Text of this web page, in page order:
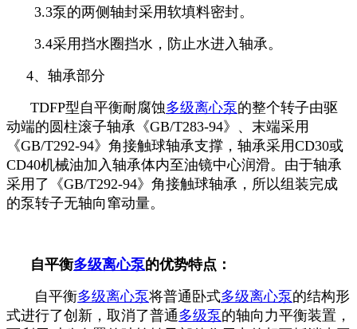
3.3泵的两侧轴封采用软填料密封。
3.4采用挡水圈挡水，防止水进入轴承。
4、轴承部分
TDFP型自平衡耐腐蚀多级离心泵的整个转子由驱
动端的圆柱滚子轴承《GB/T283-94》、末端采用
《GB/T292-94》角接触球轴承支撑，轴承采用CD30或
CD40机械油加入轴承体内至油镜中心润滑。由于轴承
采用了《GB/T292-94》角接触球轴承，所以组装完成
的泵转子无轴向窜动量。
自平衡多级离心泵的优势特点：
自平衡多级离心泵将普通卧式多级离心泵的结构形
式进行了创新，取消了普通多级泵的轴向力平衡装置，